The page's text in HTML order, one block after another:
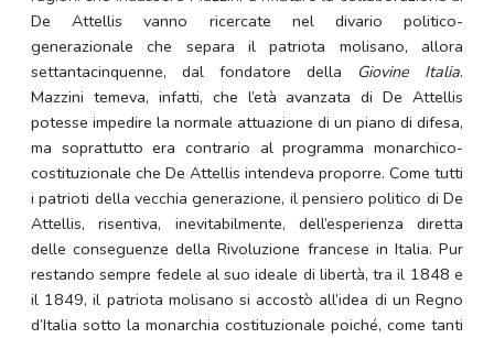
De Attellis vanno ricercate nel divario politico-
generazionale che separa il patriota molisano, allora
settantacinquenne, dal fondatore della Giovine Italia.
Mazzini temeva, infatti, che l’età avanzata di De Attellis
potesse impedire la normale attuazione di un piano di difesa,
ma soprattutto era contrario al programma monarchico-
costituzionale che De Attellis intendeva proporre. Come tutti
i patrioti della vecchia generazione, il pensiero politico di De
Attellis, risentiva, inevitabilmente, dell’esperienza diretta
delle conseguenze della Rivoluzione francese in Italia. Pur
restando sempre fedele al suo ideale di libertà, tra il 1848 e
il 1849, il patriota molisano si accostò all’idea di un Regno
d’Italia sotto la monarchia costituzionale poiché, come tanti